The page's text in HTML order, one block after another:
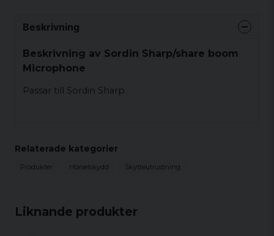
Liknande produkter
Beskrivning
Beskrivning av Sordin Sharp/share boom
Microphone
Passar till Sordin Sharp.
Relaterade kategorier
Produkter Hörselskydd Skytteutrustning